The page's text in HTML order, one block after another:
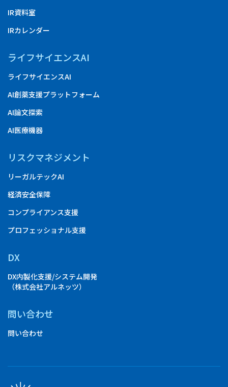
IR資料室
IRカレンダー
ライフサイエンスAI
ライフサイエンスAI
AI創薬支援プラットフォーム
AI論文探索
AI医療機器
リスクマネジメント
リーガルテックAI
経済安全保障
コンプライアンス支援
プロフェッショナル支援
DX
DX内製化支援/システム開発
（株式会社アルネッツ）
問い合わせ
問い合わせ